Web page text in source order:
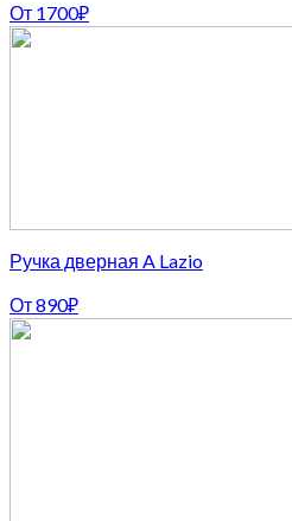
От 1700₽
Ручка дверная A Lazio
От890₽